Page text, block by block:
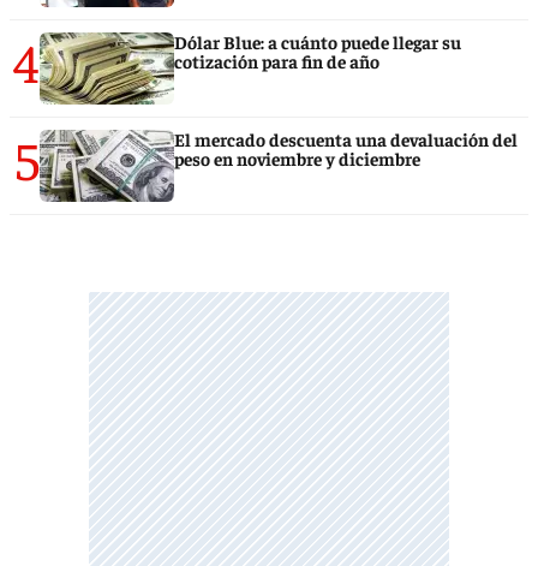
4
Dólar Blue: a cuánto puede llegar su
cotización para fin de año
5
El mercado descuenta una devaluación del
peso en noviembre y diciembre